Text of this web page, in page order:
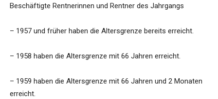
Beschäftigte Rentnerinnen und Rentner des Jahrgangs
– 1957 und früher haben die Altersgrenze bereits erreicht.
– 1958 haben die Altersgrenze mit 66 Jahren erreicht.
– 1959 haben die Altersgrenze mit 66 Jahren und 2 Monaten
erreicht.